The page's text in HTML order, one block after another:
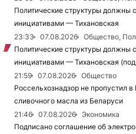
Политические структуры должны
инициативами — Тихановская
23:33
07.08.2026
Общество,
Политические структуры должны
инициативами — Тихановская
21:59
07.08.2026
Общество
Россельхознадзор не пропустил
сливочного масла из Беларуси
21:46
07.08.2026
Экономика
Подписано соглашение об